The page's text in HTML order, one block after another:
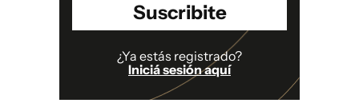
Suscribite
¿Ya estás registrado?
Iniciá sesión aquí